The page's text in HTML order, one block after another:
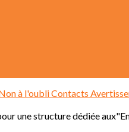
à l'oubliContacts